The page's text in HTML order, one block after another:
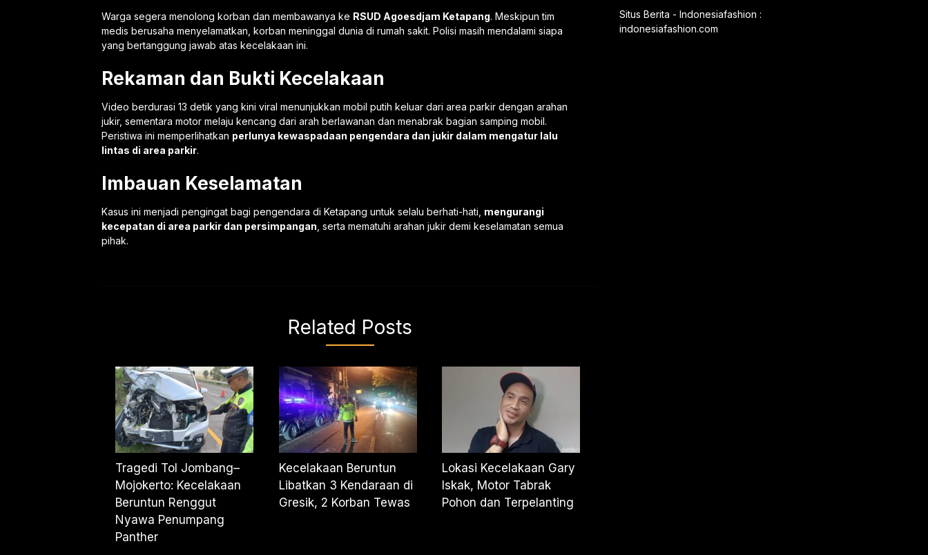
Warga segera menolong korban dan membawanya ke RSUD Agoesdjam Ketapang. Meskipun tim
medis berusaha menyelamatkan, korban meninggal dunia di rumah sakit. Polisi masih mendalami siapa
yang bertanggung jawab atas kecelakaan ini.
Rekaman dan Bukti Kecelakaan
Video berdurasi 13 detik yang kini viral menunjukkan mobil putih keluar dari area parkir dengan arahan
jukir, sementara motor melaju kencang dari arah berlawanan dan menabrak bagian samping mobil.
Peristiwa ini memperlihatkan perlunya kewaspadaan pengendara dan jukir dalam mengatur lalu
lintas di area parkir.
Imbauan Keselamatan
Kasus ini menjadi pengingat bagi pengendara di Ketapang untuk selalu berhati-hati, mengurangi
kecepatan di area parkir dan persimpangan , serta mematuhi arahan jukir demi keselamatan semua
pihak.
Related Posts
Tragedi Tol Jombang–
Mojokerto: Kecelakaan
Beruntun Renggut
Nyawa Penumpang
Panther
Kecelakaan Beruntun
Libatkan 3 Kendaraan di
Gresik, 2 Korban Tewas
Lokasi Kecelakaan Gary
Iskak, Motor Tabrak
Pohon dan Terpelanting
Situs Berita - Indonesiafashion :
indonesiafashion.com